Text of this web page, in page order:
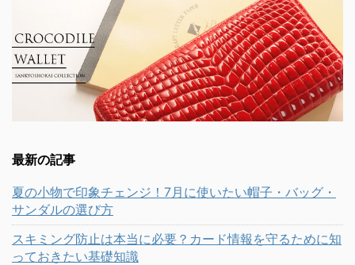
最新の記事
夏の小物で印象チェンジ！7月に使いたい帽子・バッグ・
サンダルの選び方
スキミング防止は本当に必要？カード情報を守るために知
っておきたい基礎知識